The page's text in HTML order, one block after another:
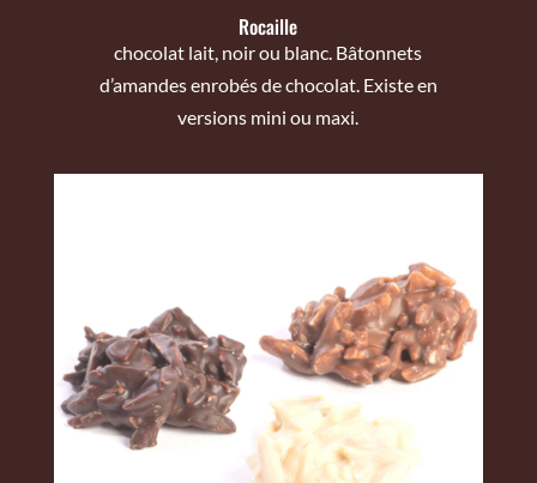
Rocaille
chocolat lait, noir ou blanc. Bâtonnets
d’amandes enrobés de chocolat. Existe en
versions mini ou maxi.